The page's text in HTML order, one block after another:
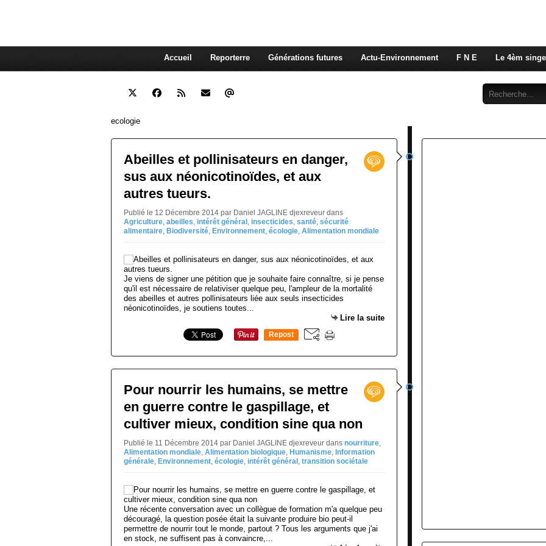
Accueil Reporterre Générations futures Actu-Environnement F N E Le 4èm singe
ecologie
Abeilles et pollinisateurs en danger,
sus aux néonicotinoïdes, et aux
autres tueurs.
Publié le 12 Décembre 2014 par Daniel JAGLINE djexreveur dans
Agriculture, abeilles, intérêt général , insecticides, santé, sécurité
alimentaire, Biodiversité, Environnement, écologie, Alimentation mondiale
Je viens de signer une pétition que je souhaite faire connaître, si je pense
qu'il est nécessaire de relativiser quelque peu, l'ampleur de la mortalité
des abeilles et autres pollinisateurs liée aux seuls insecticides
néonicotinoïdes, je soutiens toutes...
Lire la suite
Repost
Pour nourrir les humains, se mettre
en guerre contre le gaspillage, et
cultiver mieux, condition sine qua non
Publié le 11 Décembre 2014 par Daniel JAGLINE djexreveur dans nourriture,
Alimentation mondiale, Alimentation biologique, Humanisme, Information
générale, Environnement, écologie, intérêt général , transition sociétale
Une récente conversation avec un collègue de formation m'a quelque peu
découragé, la question posée était la suivante produire bio peut-il
permettre de nourrir tout le monde, partout ? Tous les arguments que j'ai
en stock, ne suffisent pas à convaincre,...